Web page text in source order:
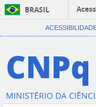
BRASIL
CNPq
MINISTÉRIO DA